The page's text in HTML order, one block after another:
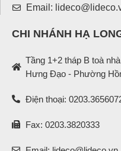
Email:
CHI NHÁNH HẠ
Tầng 1+2 tháp B toà
Hưng Đạo - Phường
Điện thoại:
Fax: 0203.3820333